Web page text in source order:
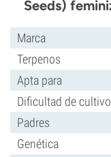
Seeds)
Marca
Terpenos
Apta para
Dificultad de cultivo
Padres
Genética